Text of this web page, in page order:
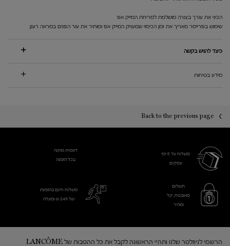
הכיני את עורך בצורה מושלמת למריחת המייק אפ
שימוש בפריימר מאריך את זמן הכיסוי שמעניק המייק אפ ומותיר את עור הפנים במראה רענן.
כיצד להגיש בקשה
מידע בטיחות
Back to the previous page
משלוח עד 6 ימי
עסקים​
דוגמית מתנה
בכל הזמנה
תשלום
מאובטח, קל
ומהיר
משלוח חינם בהזמנת
של 249 ₪ ומעלה
הרשמי לניוזלטר שלנו ותהיי הראשונה לקבל את כל ההטבות של LANCÔME